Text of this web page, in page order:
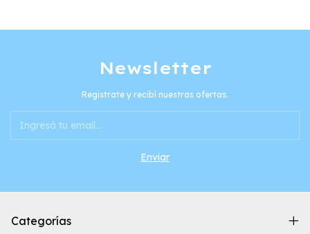
Newsletter
Registrate y recibí nuestras ofertas.
Categorías